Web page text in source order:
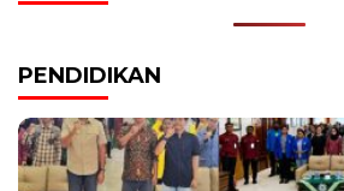
PENDIDIKAN